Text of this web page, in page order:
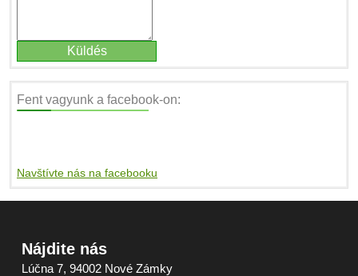
Fent vagyunk a facebook-on:
Navštívte nás na facebooku
Nájdite nás
Lúčna 7, 94002 Nové Zámky